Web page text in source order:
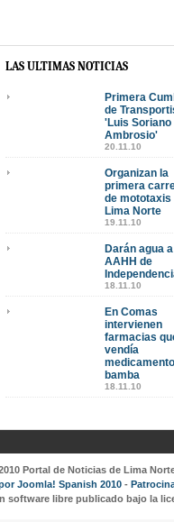
LAS ULTIMAS NOTICIAS
Primera
de
'Luis Soriano
Ambrosio'
20.11.10
Organizan la
primera
de mototaxis
Lima Norte
19.11.10
Darán agua
AAHH de
18.11.10
En Comas
intervienen
farmacias
vendía
bamba
18.11.10
Portal de Noticias de Lima
Joomla! Spanish 2010 -
software libre publicado bajo la